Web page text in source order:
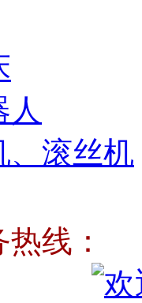
、滚丝机
线：